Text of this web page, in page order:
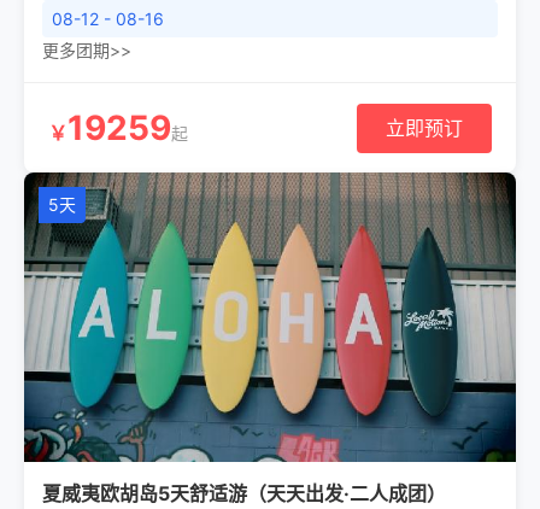
08-12 - 08-16
更多团期>>
￥19259起 立即预订
5天
夏威夷欧胡岛5天舒适游（天天出发·二人成团）